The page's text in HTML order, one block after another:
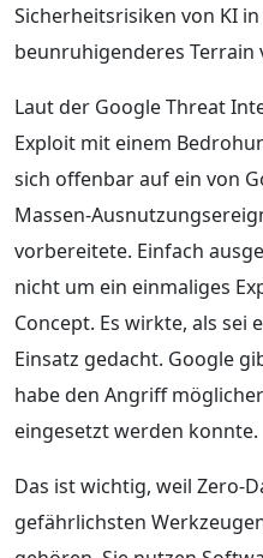
Sicherheitsrisiken von KI
beunruhigenderes Terrain
Laut der Google Threat
Exploit mit einem
sich offenbar auf ein von
Massen-
vorbereitete. Einfach
nicht um ein einmaliges
Concept. Es wirkte, als
Einsatz gedacht. Google
habe den Angriff
eingesetzt werden konnte.
Das ist wichtig, weil Zero-
gefährlichsten